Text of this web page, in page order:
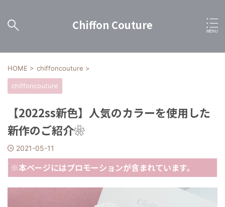
Chiffon Couture
HOME > chiffoncouture >
chiffoncouture
【2022ss新色】人気のカラーを使用した
新作のご紹介❀
2021-05-11
※本ページにはプロモーションが含まれています。